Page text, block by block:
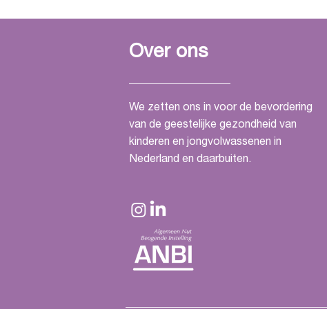
netwerkdag op 25 juni in
Over ons
We zetten ons in voor de bevordering
van de geestelijke gezondheid van
kinderen en jongvolwassenen in
Nederland en daarbuiten.